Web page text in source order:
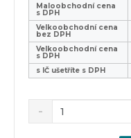
Maloobchodní cena
s DPH
Velkoobchodní cena
bez DPH
Velkoobchodní cena
s DPH
s IČ ušetříte s DPH